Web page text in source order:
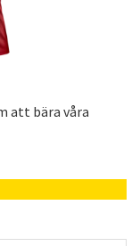
att bära våra